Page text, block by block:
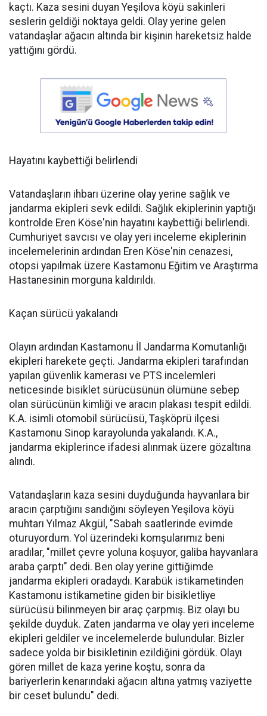
kaçtı. Kaza sesini duyan Yeşilova köyü sakinleri
seslerin geldiği noktaya geldi. Olay yerine gelen
vatandaşlar ağacın altında bir kişinin hareketsiz halde
yattığını gördü.
Hayatını kaybettiği belirlendi
Vatandaşların ihbarı üzerine olay yerine sağlık ve
jandarma ekipleri sevk edildi. Sağlık ekiplerinin yaptığı
kontrolde Eren Köse'nin hayatını kaybettiği belirlendi.
Cumhuriyet savcısı ve olay yeri inceleme ekiplerinin
incelemelerinin ardından Eren Köse'nin cenazesi,
otopsi yapılmak üzere Kastamonu Eğitim ve Araştırma
Hastanesinin morguna kaldırıldı.
Kaçan sürücü yakalandı
Olayın ardından Kastamonu İl Jandarma Komutanlığı
ekipleri harekete geçti. Jandarma ekipleri tarafından
yapılan güvenlik kamerası ve PTS incelemleri
neticesinde bisiklet sürücüsünün ölümüne sebep
olan sürücünün kimliği ve aracın plakası tespit edildi.
K.A. isimli otomobil sürücüsü, Taşköprü ilçesi
Kastamonu Sinop karayolunda yakalandı. K.A.,
jandarma ekiplerince ifadesi alınmak üzere gözaltına
alındı.
Vatandaşların kaza sesini duyduğunda hayvanlara bir
aracın çarptığını sandığını söyleyen Yeşilova köyü
muhtarı Yılmaz Akgül, "Sabah saatlerinde evimde
oturuyordum. Yol üzerindeki komşularımız beni
aradılar, "millet çevre yoluna koşuyor, galiba hayvanlara
araba çarptı" dedi. Ben olay yerine gittiğimde
jandarma ekipleri oradaydı. Karabük istikametinden
Kastamonu istikametine giden bir bisikletliye
sürücüsü bilinmeyen bir araç çarpmış. Biz olayı bu
şekilde duyduk. Zaten jandarma ve olay yeri inceleme
ekipleri geldiler ve incelemelerde bulundular. Bizler
sadece yolda bir bisikletinin ezildiğini gördük. Olayı
gören millet de kaza yerine koştu, sonra da
bariyerlerin kenarındaki ağacın altına yatmış vaziyette
bir ceset bulundu" dedi.